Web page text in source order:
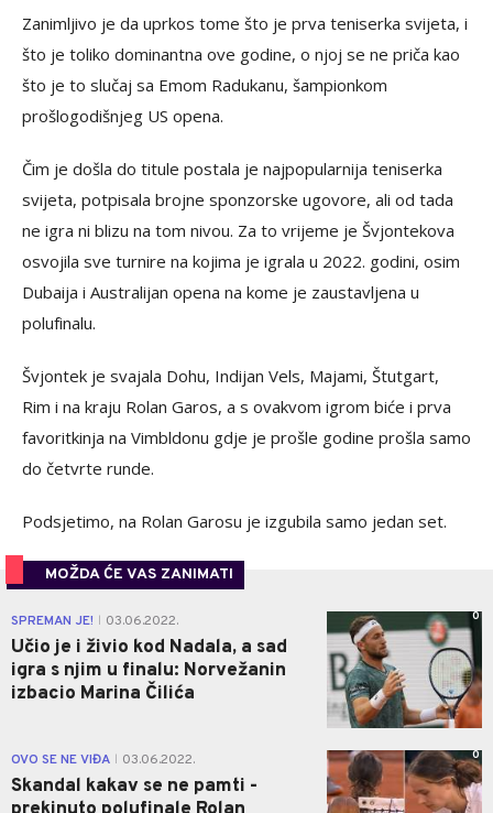
Zanimljivo je da uprkos tome što je prva teniserka svijeta, i
što je toliko dominantna ove godine, o njoj se ne priča kao
što je to slučaj sa Emom Radukanu, šampionkom
prošlogodišnjeg US opena.
Čim je došla do titule postala je najpopularnija teniserka
svijeta, potpisala brojne sponzorske ugovore, ali od tada
ne igra ni blizu na tom nivou. Za to vrijeme je Švjontekova
osvojila sve turnire na kojima je igrala u 2022. godini, osim
Dubaija i Australijan opena na kome je zaustavljena u
polufinalu.
Švjontek je svajala Dohu, Indijan Vels, Majami, Štutgart,
Rim i na kraju Rolan Garos, a s ovakvom igrom biće i prva
favoritkinja na Vimbldonu gdje je prošle godine prošla samo
do četvrte runde.
Podsjetimo, na Rolan Garosu je izgubila samo jedan set.
MOŽDA ĆE VAS ZANIMATI
SPREMAN JE! 03.06.2022.
Učio je i živio kod Nadala, a sad
igra s njim u finalu: Norvežanin
izbacio Marina Čilića
0
OVO SE NE VIĐA 03.06.2022.
Skandal kakav se ne pamti -
0